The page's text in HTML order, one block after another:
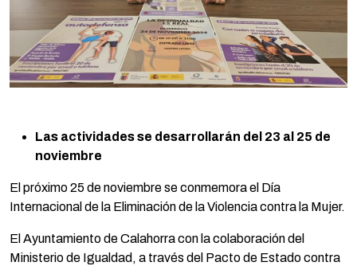
Las actividades se desarrollarán del 23 al 25 de
noviembre
El próximo 25 de noviembre se conmemora el Día
Internacional de la Eliminación de la Violencia contra la Mujer.
El Ayuntamiento de Calahorra con la colaboración del
Ministerio de Igualdad, a través del Pacto de Estado contra